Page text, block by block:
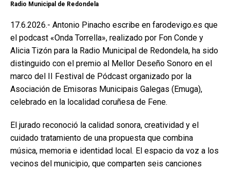
Radio Municipal de Redondela
17.6.2026.- Antonio Pinacho escribe en farodevigo.es que
el podcast «Onda Torrella», realizado por Fon Conde y
Alicia Tizón para la Radio Municipal de Redondela, ha sido
distinguido con el premio al Mellor Deseño Sonoro en el
marco del II Festival de Pódcast organizado por la
Asociación de Emisoras Municipais Galegas (Emuga),
celebrado en la localidad coruñesa de Fene.
El jurado reconoció la calidad sonora, creatividad y el
cuidado tratamiento de una propuesta que combina
música, memoria e identidad local. El espacio da voz a los
vecinos del municipio, que comparten seis canciones